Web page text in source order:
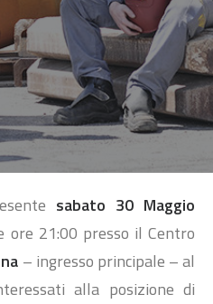
sabato 30 Maggio
ore 21:00 presso il Centro
– ingresso principale – al
alla posizione di